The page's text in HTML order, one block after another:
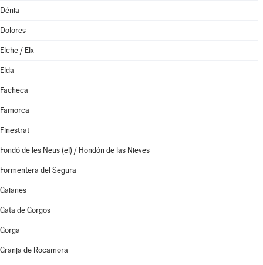
Dénia
Dolores
Elche / Elx
Elda
Facheca
Famorca
Finestrat
Fondó de les Neus (el) / Hondón de las Nieves
Formentera del Segura
Gaianes
Gata de Gorgos
Gorga
Granja de Rocamora